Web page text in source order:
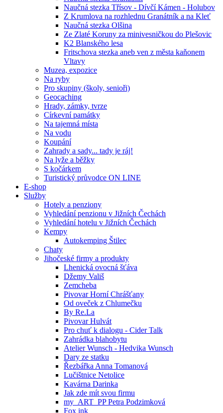
Naučná stezka Třísov - Dívčí Kámen - Holubov
Z Krumlova na rozhlednu Granátník a na Kleť
Naučná stezka Olšina
Ze Zlaté Koruny za minivesničkou do Plešovic
K2 Blanského lesa
Fritschova stezka aneb ven z města kaňonem
Vltavy
Muzea, expozice
Na ryby
Pro skupiny (školy, senioři)
Geocaching
Hrady, zámky, tvrze
Církevní památky
Na tajemná místa
Na vodu
Koupání
Zahrady a sady... tady je ráj!
Na lyže a běžky
S kočárkem
Turistický průvodce ON LINE
E-shop
Služby
Hotely a penziony
Vyhledání penzionu v Jižních Čechách
Vyhledání hotelu v Jižních Čechách
Kempy
Autokemping Štilec
Chaty
Jihočeské firmy a produkty
Lhenická ovocná šťáva
Džemy Vališ
Zemcheba
Pivovar Horní Chrášťany
Od oveček z Chlumečku
By Re.La
Pivovar Hulvát
Pro chuť k dialogu - Cider Talk
Zahrádka blahobytu
Atelier Wunsch - Hedvika Wunsch
Dary ze statku
Řezbářka Anna Tomanová
Lučištnice Netolice
Kavárna Darinka
Jak zde mít svou firmu
my_ART_PP Petra Podzimková
Fox ink